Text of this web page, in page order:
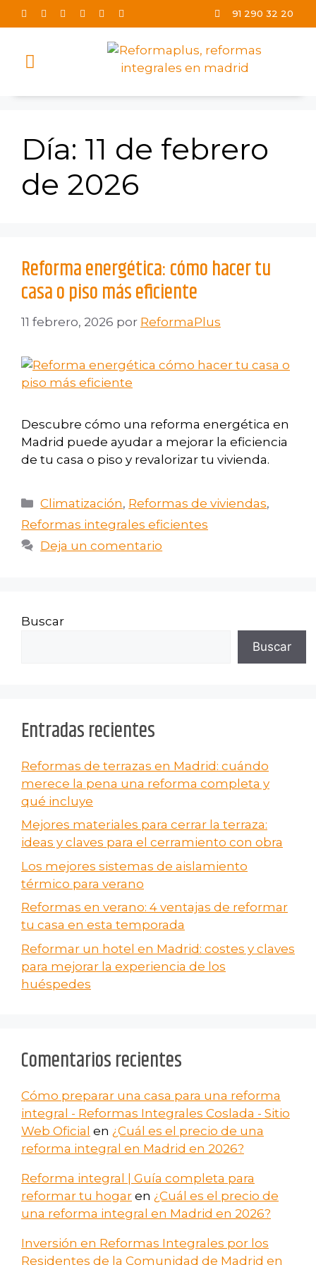
91 290 32 20
Día: 11 de febrero
de 2026
Reforma energética: cómo hacer tu
casa o piso más eficiente
11 febrero, 2026 por ReformaPlus
Descubre cómo una reforma energética en
Madrid puede ayudar a mejorar la eficiencia
de tu casa o piso y revalorizar tu vivienda.
Climatización, Reformas de viviendas,
Reformas integrales eficientes
Deja un comentario
Buscar
Buscar
Entradas recientes
Reformas de terrazas en Madrid: cuándo
merece la pena una reforma completa y
qué incluye
Mejores materiales para cerrar la terraza:
ideas y claves para el cerramiento con obra
Los mejores sistemas de aislamiento
térmico para verano
Reformas en verano​: 4 ventajas de reformar
tu casa en esta temporada
Reformar un hotel en Madrid: costes y claves
para mejorar la experiencia de los
huéspedes
Comentarios recientes
Cómo preparar una casa para una reforma
integral - Reformas Integrales Coslada - Sitio
Web Oficial en ¿Cuál es el precio de una
reforma integral en Madrid en 2026?
Reforma integral | Guía completa para
reformar tu hogar en ¿Cuál es el precio de
una reforma integral en Madrid en 2026?
Inversión en Reformas Integrales por los
Residentes de la Comunidad de Madrid en